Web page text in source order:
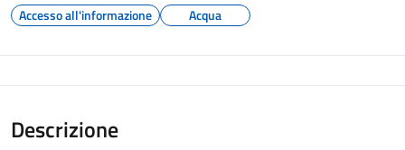
Accesso all'informazione Acqua
Descrizione